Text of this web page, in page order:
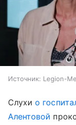
Источник: Legion-
Слухио
Алентовой